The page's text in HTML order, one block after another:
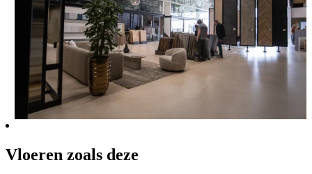
Vloeren zoals deze